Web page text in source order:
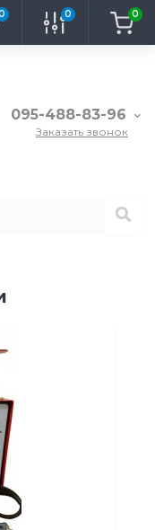
0 0
095-488-83-96
Заказать звонок